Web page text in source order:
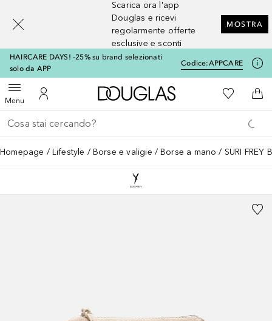
Scarica ora l'app
Douglas e ricevi
regolarmente offerte
esclusive e sconti
MOSTRA
HAIRCARE DAYS! -25% su brand selezionati
solo da APP
Codice:APPCARE
MenuApri menuAl Mio Account
A Douglas HomeAlla Mia
Al
Torna indietro
Esegui ricerca
Homepage Lifestyle Borse e valigie Borse a mano SURI
[navigation.slideout.screenreader]